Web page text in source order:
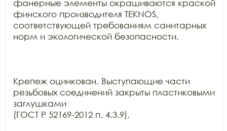
фанерные элементы окрашиваются краской
финского производителя TEKNOS,
соответствующей требованиям санитарных
норм и экологической безопасности.
Крепеж оцинкован. Выступающие части
резьбовых соединений закрыты пластиковыми
заглушками
(ГОСТ Р 52169-2012 п. 4.3.9).